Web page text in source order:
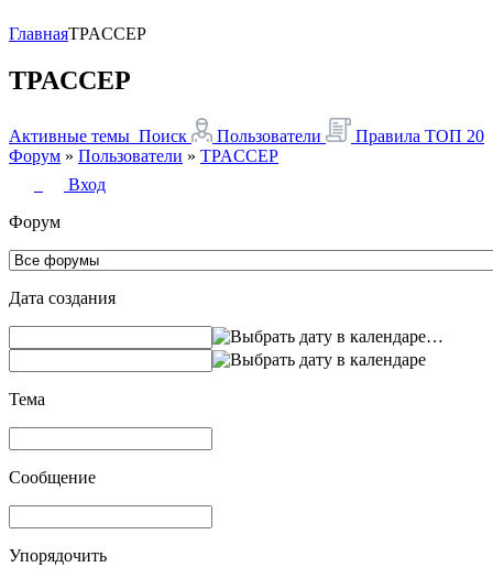
ГлавнаяTPACCEP
TPACCEP
Активные темы Поиск Пользователи Правила ТОП 20
Форум » Пользователи » TPACCEP
Вход
Форум
Дата создания
…
Тема
Сообщение
Упорядочить